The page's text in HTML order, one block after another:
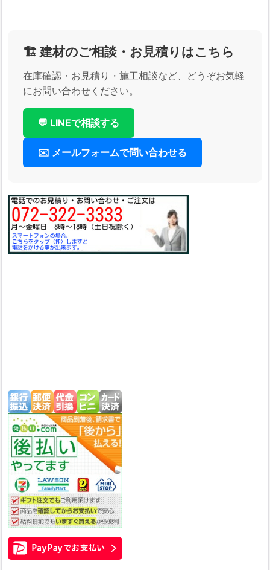
🏗️ 建材のご相談・お見積りはこちら
在庫確認・お見積り・施工相談など、どうぞお気軽
にお問い合わせください。
💬 LINEで相談する
✉️ メールフォームで問い合わせる